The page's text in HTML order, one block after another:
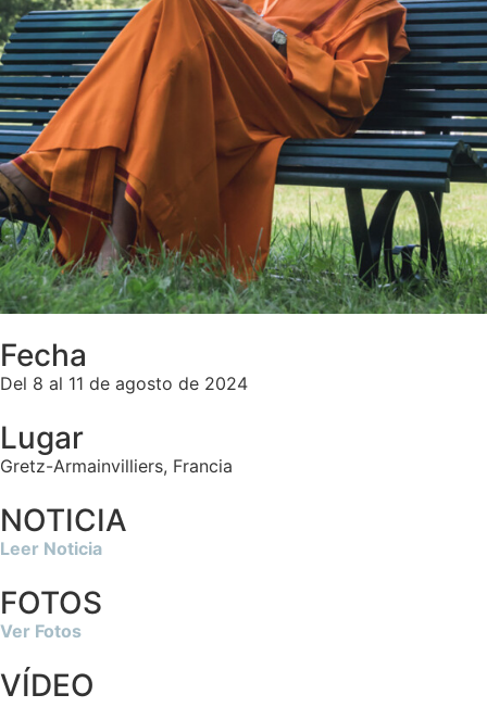
Fecha
Del 8 al 11 de agosto de 2024
Lugar
Gretz-Armainvilliers, Francia
NOTICIA
Leer Noticia
FOTOS
Ver Fotos
VÍDEO